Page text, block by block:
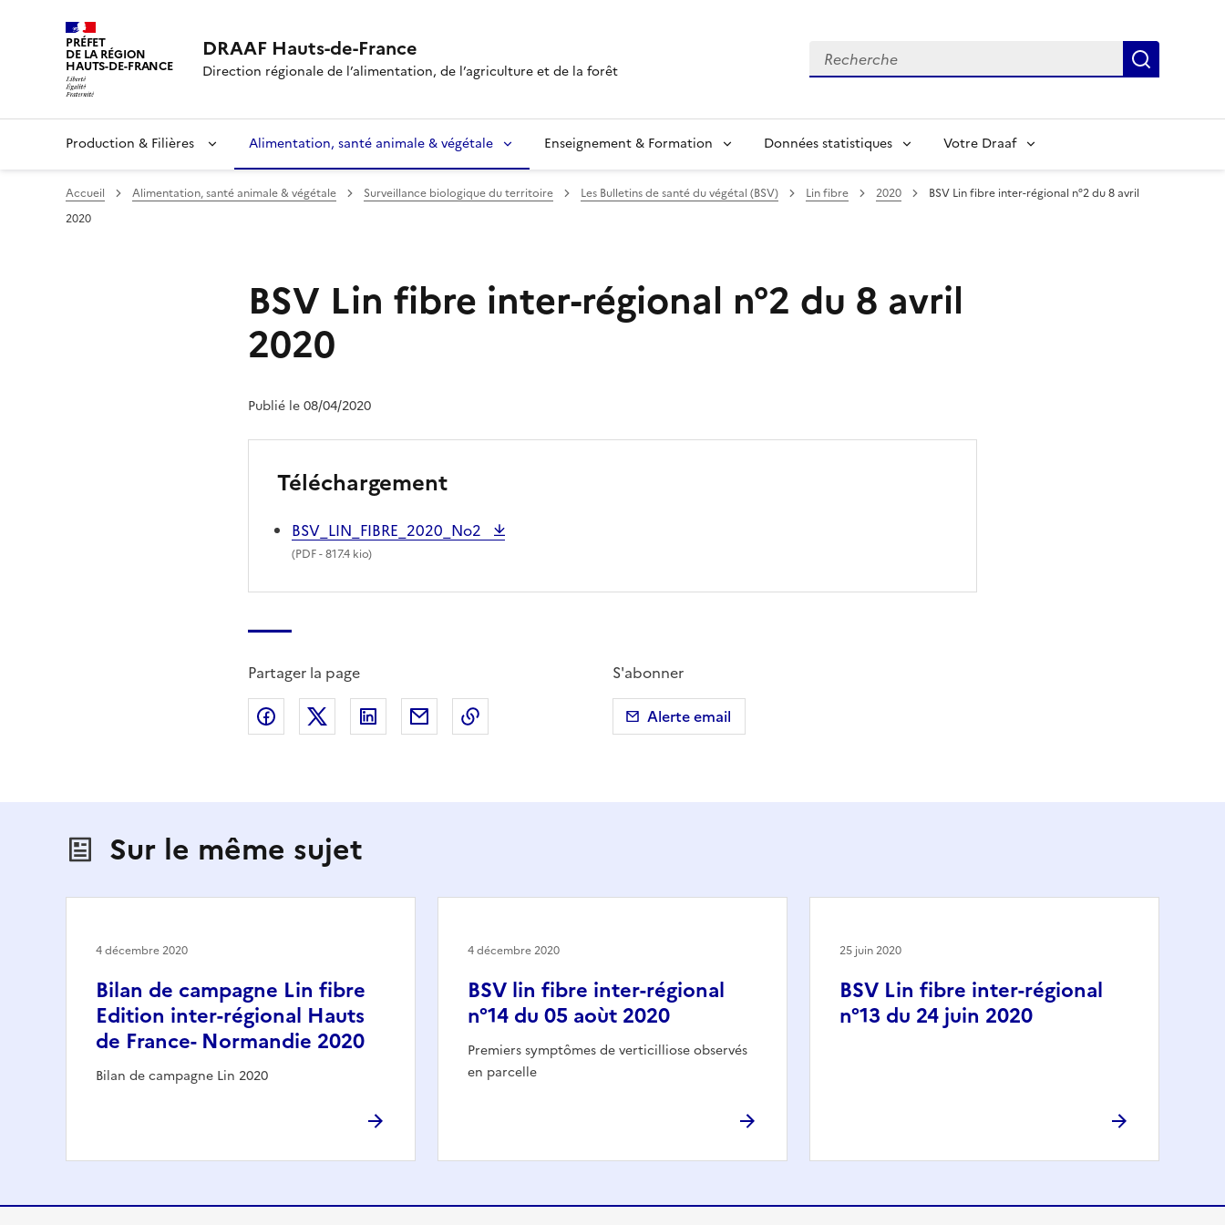
PRÉFET
DE LA RÉGION
HAUTS-DE-FRANCE
DRAAF Hauts-de-France
Direction régionale de l’alimentation, de l’agriculture et de la forêt
Recherche
Production & Filières Alimentation, santé animale & végétale Enseignement & Formation Données statistiques Votre Draaf
Accueil Alimentation, santé animale & végétale Surveillance biologique du territoire Les Bulletins de santé du végétal (BSV) Lin fibre 2020
BSV Lin fibre inter-régional n°2 du 8 avril
2020
BSV Lin fibre inter-régional n°2 du 8 avril
2020
Publié le 08/04/2020
Téléchargement
BSV_LIN_FIBRE_2020_No2
(PDF- 817.4 kio)
Partager la page
Partager sur Facebook
Partager sur X (anciennement Twitter)
Partager sur LinkedIn
Partager par emailCopier dans le presse-papier
S'abonner
Alerte email
Sur le même sujet
Bilan de campagne Lin fibre
Edition inter-régional Hauts
de France- Normandie 2020
Bilan de campagne Lin 2020
4 décembre 2020
BSV lin fibre inter-régional
n°14 du 05 aoùt 2020
Premiers symptômes de verticilliose observés
en parcelle
4 décembre 2020
BSV Lin fibre inter-régional
n°13 du 24 juin 2020
25 juin 2020